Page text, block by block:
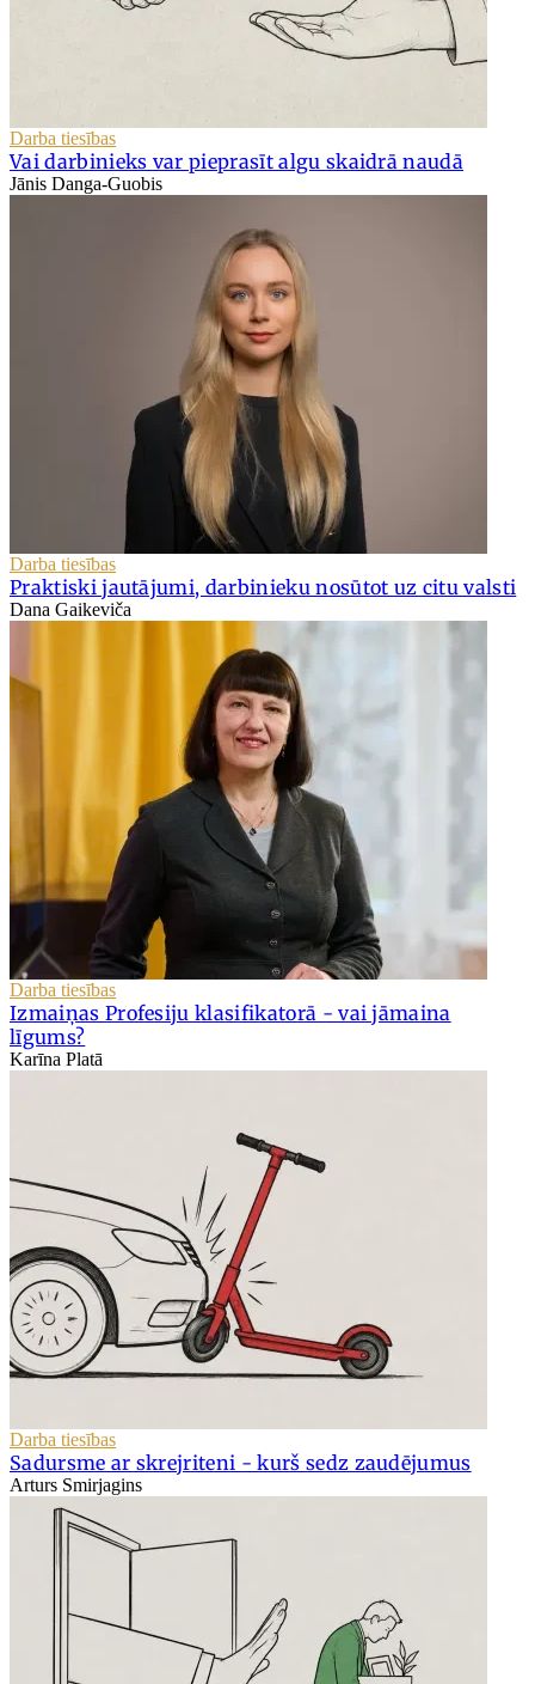
Darba tiesības
Vai darbinieks var pieprasīt algu skaidrā naudā
Jānis Danga-Guobis
Darba tiesības
Praktiski jautājumi, darbinieku nosūtot uz citu valsti
Dana Gaikeviča
Darba tiesības
Izmaiņas Profesiju klasifikatorā - vai jāmaina
līgums?
Karīna Platā
Darba tiesības
Sadursme ar skrejriteni - kurš sedz zaudējumus
Arturs Smirjagins